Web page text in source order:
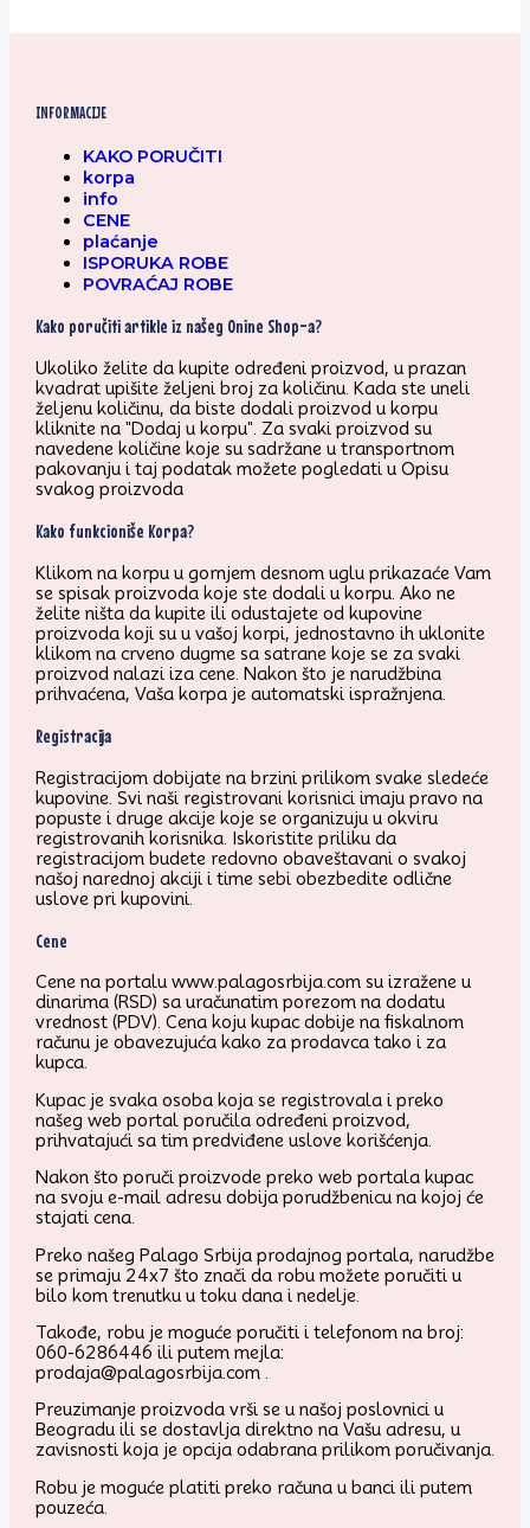
INFORMACIJE
KAKO PORUČITI
korpa
info
CENE
plaćanje
ISPORUKA ROBE
POVRAĆAJ ROBE
Kako poručiti artikle iz našeg Onine Shop-a?
Ukoliko želite da kupite određeni proizvod, u prazan
kvadrat upišite željeni broj za količinu. Kada ste uneli
željenu količinu, da biste dodali proizvod u korpu
kliknite na "Dodaj u korpu". Za svaki proizvod su
navedene količine koje su sadržane u transportnom
pakovanju i taj podatak možete pogledati u Opisu
svakog proizvoda
Kako funkcioniše Korpa?
Klikom na korpu u gornjem desnom uglu prikazaće Vam
se spisak proizvoda koje ste dodali u korpu. Ako ne
želite ništa da kupite ili odustajete od kupovine
proizvoda koji su u vašoj korpi, jednostavno ih uklonite
klikom na crveno dugme sa satrane koje se za svaki
proizvod nalazi iza cene. Nakon što je narudžbina
prihvaćena, Vaša korpa je automatski ispražnjena.
Registracija
Registracijom dobijate na brzini prilikom svake sledeće
kupovine. Svi naši registrovani korisnici imaju pravo na
popuste i druge akcije koje se organizuju u okviru
registrovanih korisnika. Iskoristite priliku da
registracijom budete redovno obaveštavani o svakoj
našoj narednoj akciji i time sebi obezbedite odlične
uslove pri kupovini.
Cene
Cene na portalu www.palagosrbija.com su izražene u
dinarima (RSD) sa uračunatim porezom na dodatu
vrednost (PDV). Cena koju kupac dobije na fiskalnom
računu je obavezujuća kako za prodavca tako i za
kupca.
Kupac je svaka osoba koja se registrovala i preko
našeg web portal poručila određeni proizvod,
prihvatajući sa tim predviđene uslove korišćenja.
Nakon što poruči proizvode preko web portala kupac
na svoju e-mail adresu dobija porudžbenicu na kojoj će
stajati cena.
Preko našeg Palago Srbija prodajnog portala, narudžbe
se primaju 24x7 što znači da robu možete poručiti u
bilo kom trenutku u toku dana i nedelje.
Takođe, robu je moguće poručiti i telefonom na broj:
060-6286446 ili putem mejla:
prodaja@palagosrbija.com .
Preuzimanje proizvoda vrši se u našoj poslovnici u
Beogradu ili se dostavlja direktno na Vašu adresu, u
zavisnosti koja je opcija odabrana prilikom poručivanja.
Robu je moguće platiti preko računa u banci ili putem
pouzeća.